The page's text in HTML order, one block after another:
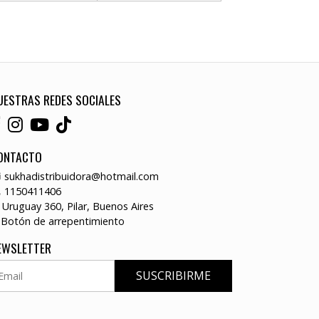
REDES SOCIALES
sukhadistribuidora@hotmail.com
1150411406
Uruguay 360, Pilar, Buenos Aires
Botón de arrepentimiento
SUSCRIBIRME